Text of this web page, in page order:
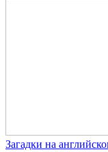
Загадки на